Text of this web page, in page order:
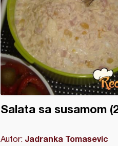
Salata sa susamom
Autor: Jadranka Tomasevic